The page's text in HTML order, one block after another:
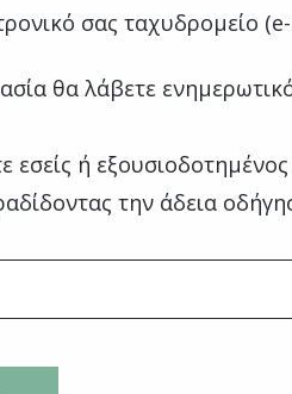
σας ταχυδρομείο
θα λάβετε
εσείς ή
την άδεια